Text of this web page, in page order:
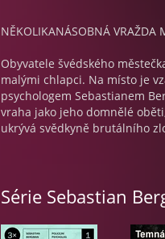
NĚKOLIKANÁSOBNÁ VRAŽDA
Obyvatele švédského
malými chlapci. Na místo je
psychologem Sebastianem
vraha jako jeho domnělé
ukrývá svědkyně brutálního
zástupkyni, začne s
rozbouřené city – Nicole mu
zachránit…
Série Sebastian